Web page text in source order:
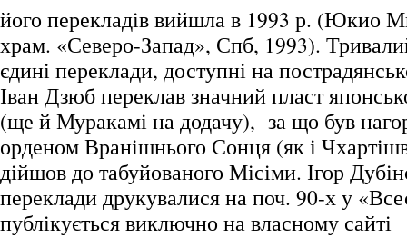
його перекладів вийшла в 1993 р. (Юкио
храм. «Северо-Запад», Спб, 1993).
єдині переклади, доступні на
Іван Дзюб переклав значний пласт
(ще й Муракамі на додачу), за що був
орденом Вранішнього Сонця (як і
дійшов до табуйованого Місіми. Ігор
переклади друкувалися на поч. 90-х у
публікується виключно на власному сайті